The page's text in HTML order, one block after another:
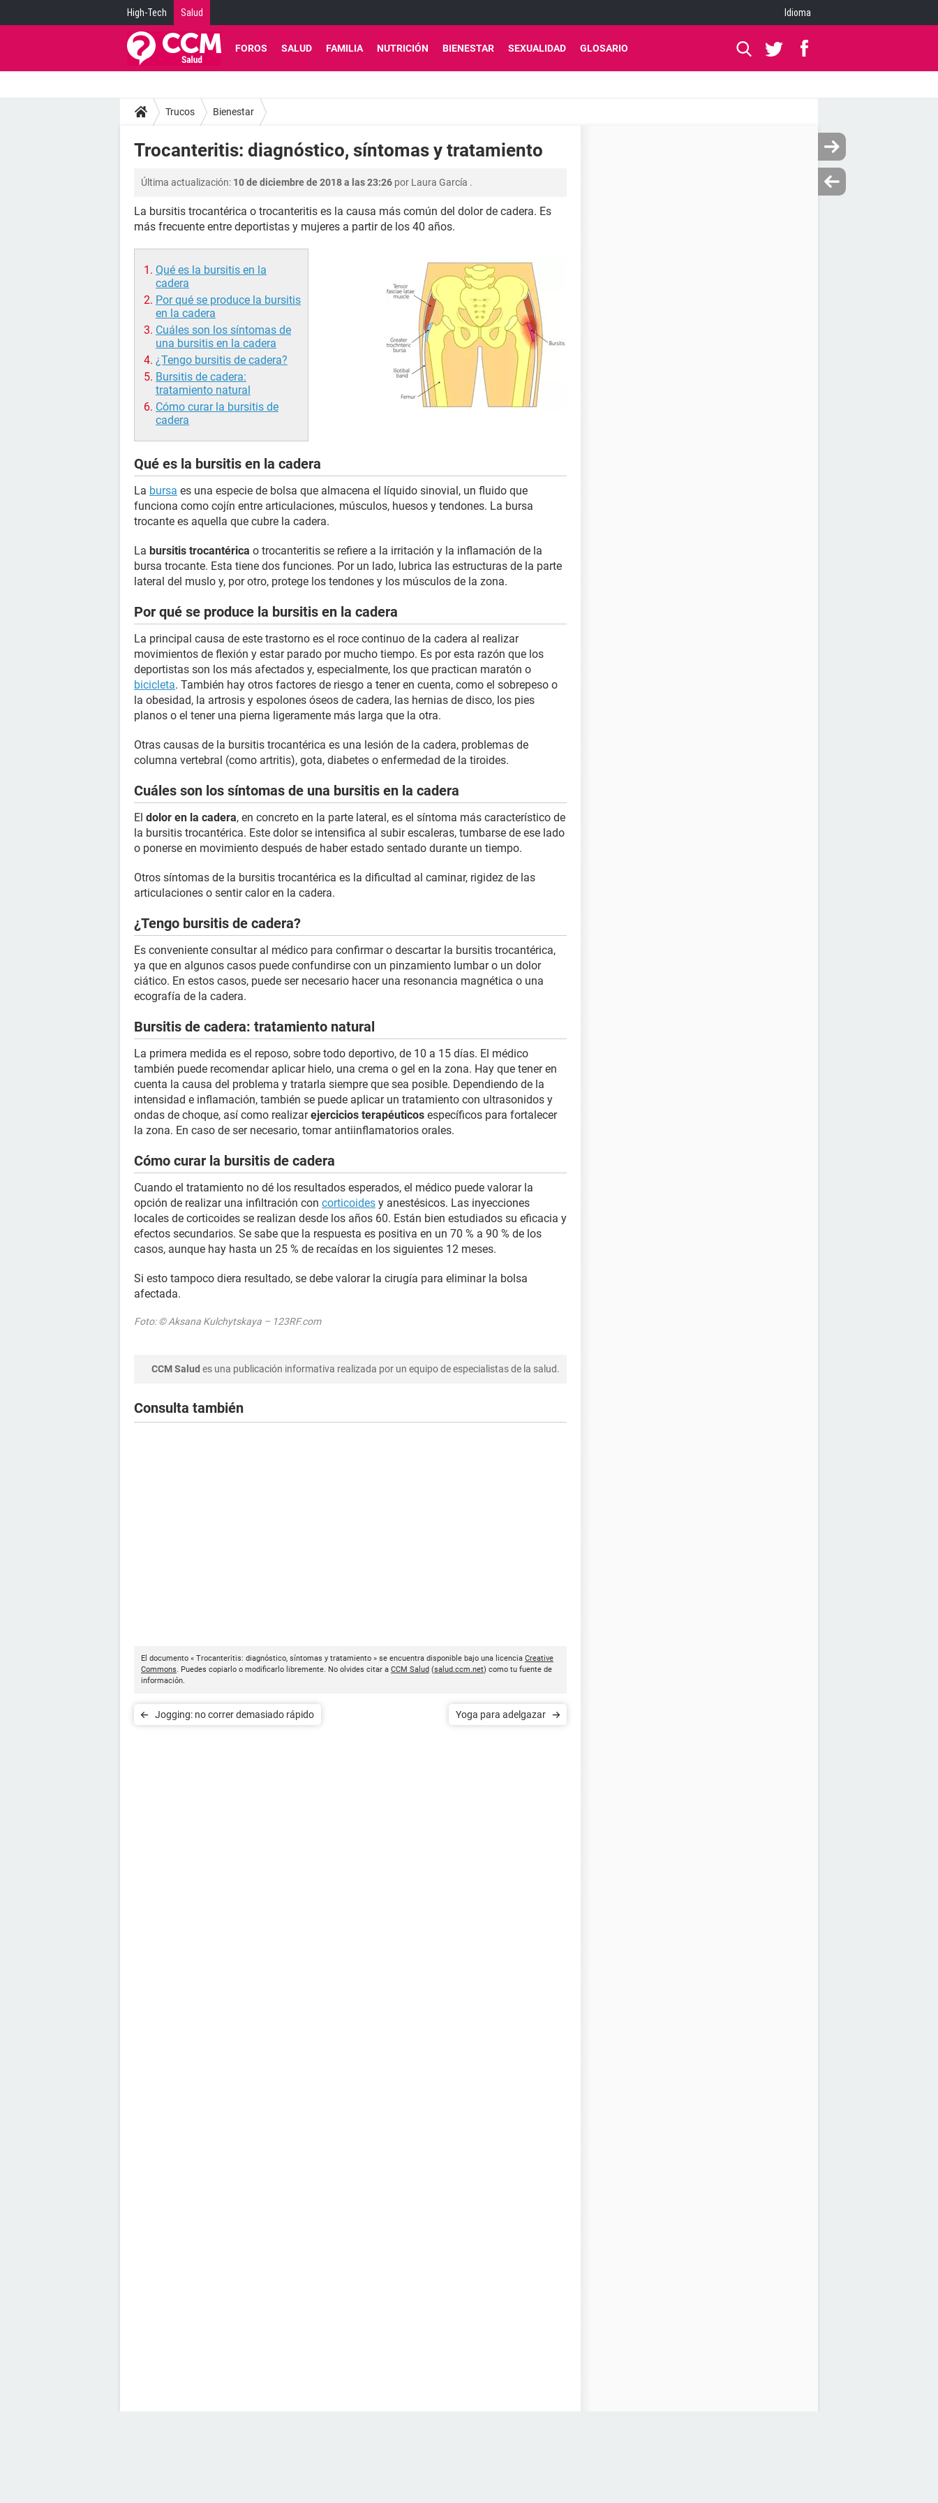
High-Tech Salud Idioma
FOROS SALUD FAMILIA NUTRICIÓN BIENESTAR SEXUALIDAD GLOSARIO
Trucos Bienestar
Trocanteritis: diagnóstico, síntomas y tratamiento
Última actualización: 10 de diciembre de 2018 a las 23:26 por Laura García .
La bursitis trocantérica o trocanteritis es la causa más común del dolor de cadera. Es
más frecuente entre deportistas y mujeres a partir de los 40 años.
Qué es la bursitis en la
cadera
Por qué se produce la bursitis
en la cadera
Cuáles son los síntomas de
una bursitis en la cadera
¿Tengo bursitis de cadera?
Bursitis de cadera:
tratamiento natural
Cómo curar la bursitis de
cadera
Qué es la bursitis en la cadera
La bursa es una especie de bolsa que almacena el líquido sinovial, un fluido que
funciona como cojín entre articulaciones, músculos, huesos y tendones. La bursa
trocante es aquella que cubre la cadera.
La bursitis trocantérica o trocanteritis se refiere a la irritación y la inflamación de la
bursa trocante. Esta tiene dos funciones. Por un lado, lubrica las estructuras de la parte
lateral del muslo y, por otro, protege los tendones y los músculos de la zona.
Por qué se produce la bursitis en la cadera
La principal causa de este trastorno es el roce continuo de la cadera al realizar
movimientos de flexión y estar parado por mucho tiempo. Es por esta razón que los
deportistas son los más afectados y, especialmente, los que practican maratón o
bicicleta. También hay otros factores de riesgo a tener en cuenta, como el sobrepeso o
la obesidad, la artrosis y espolones óseos de cadera, las hernias de disco, los pies
planos o el tener una pierna ligeramente más larga que la otra.
Otras causas de la bursitis trocantérica es una lesión de la cadera, problemas de
columna vertebral (como artritis), gota, diabetes o enfermedad de la tiroides.
Cuáles son los síntomas de una bursitis en la cadera
El dolor en la cadera, en concreto en la parte lateral, es el síntoma más característico de
la bursitis trocantérica. Este dolor se intensifica al subir escaleras, tumbarse de ese lado
o ponerse en movimiento después de haber estado sentado durante un tiempo.
Otros síntomas de la bursitis trocantérica es la dificultad al caminar, rigidez de las
articulaciones o sentir calor en la cadera.
¿Tengo bursitis de cadera?
Es conveniente consultar al médico para confirmar o descartar la bursitis trocantérica,
ya que en algunos casos puede confundirse con un pinzamiento lumbar o un dolor
ciático. En estos casos, puede ser necesario hacer una resonancia magnética o una
ecografía de la cadera.
Bursitis de cadera: tratamiento natural
La primera medida es el reposo, sobre todo deportivo, de 10 a 15 días. El médico
también puede recomendar aplicar hielo, una crema o gel en la zona. Hay que tener en
cuenta la causa del problema y tratarla siempre que sea posible. Dependiendo de la
intensidad e inflamación, también se puede aplicar un tratamiento con ultrasonidos y
ondas de choque, así como realizarejercicios terapéuticos específicos para fortalecer
la zona. En caso de ser necesario, tomar antiinflamatorios orales.
Cómo curar la bursitis de cadera
Cuando el tratamiento no dé los resultados esperados, el médico puede valorar la
opción de realizar una infiltración con corticoides y anestésicos. Las inyecciones
locales de corticoides se realizan desde los años 60. Están bien estudiados su eficacia y
efectos secundarios. Se sabe que la respuesta es positiva en un 70 % a 90 % de los
casos, aunque hay hasta un 25 % de recaídas en los siguientes 12 meses.
Si esto tampoco diera resultado, se debe valorar la cirugía para eliminar la bolsa
afectada.
Foto: © Aksana Kulchytskaya – 123RF.com
CCM Salud es una publicación informativa realizada por un equipo de especialistas de la salud.
Consulta también
El documento « Trocanteritis: diagnóstico, síntomas y tratamiento » se encuentra disponible bajo una licencia Creative
Commons. Puedes copiarlo o modificarlo libremente. No olvides citar a CCM Salud (salud.ccm.net) como tu fuente de
información.
Jogging: no correr demasiado rápido Yoga para adelgazar